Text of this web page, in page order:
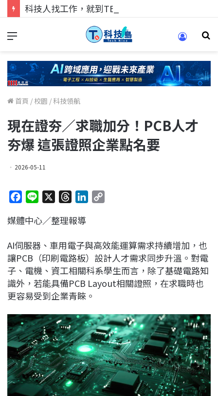
科技人找工作，就到TECH+ 科技專區!
首頁 / 校園 /科技領航
現在證夯／求職加分！PCB人才
夯爆 這張證照企業點名要
2026-05-11
c
b
o
o
k
n
r
a
d
s
e
d
I
n
L
i
n
k
媒體中心／整理報導
AI伺服器、車用電子與高效能運算需求持續增加，也
讓PCB（印刷電路板）設計人才需求同步升溫。對電
子、電機、資工相關科系學生而言，除了基礎電路知
識外，若能具備PCB Layout相關證照，在求職時也
更容易受到企業青睞。